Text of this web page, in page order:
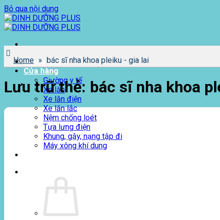
Bỏ qua nội dung
Trang chủ
Cửa hàng
Giường y tế
Xe lăn
Xe lăn điện
Xe lăn lắc
Nệm chống loét
Tựa lưng điện
Khung, gậy, nạng tập đi
Máy xông khí dung
Home » bác sĩ nha khoa pleiku - gia lai
Lưu trữ thẻ: bác sĩ nha khoa